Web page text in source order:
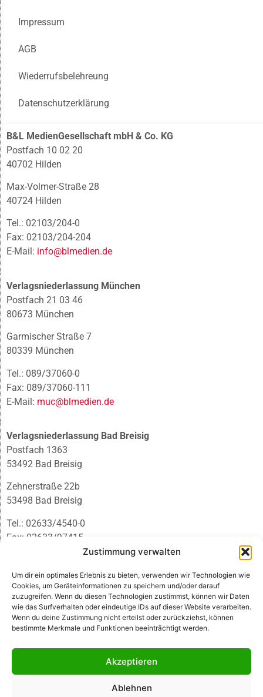
Zustimmung verwalten
Um dir ein optimales Erlebnis zu bieten, verwenden wir Technologien wie
Cookies, um Geräteinformationen zu speichern und/oder darauf
zuzugreifen. Wenn du diesen Technologien zustimmst, können wir Daten
wie das Surfverhalten oder eindeutige IDs auf dieser Website verarbeiten.
Wenn du deine Zustimmung nicht erteilst oder zurückziehst, können
bestimmte Merkmale und Funktionen beeinträchtigt werden.
Akzeptieren
Ablehnen
Impressum
AGB
Wiederrufsbelehreung
Datenschutzerklärung
B&L MedienGesellschaft mbH & Co. KG
Postfach 10 02 20
40702 Hilden
Max-Volmer-Straße 28
40724 Hilden
Tel.: 02103/204-0
Fax: 02103/204-204
E-Mail: info@blmedien.de
Verlagsniederlassung München
Postfach 21 03 46
80673 München
Garmischer Straße 7
80339 München
Tel.: 089/37060-0
Fax: 089/37060-111
E-Mail: muc@blmedien.de
Verlagsniederlassung Bad Breisig
Postfach 1363
53492 Bad Breisig
Zehnerstraße 22b
53498 Bad Breisig
Tel.: 02633/4540-0
Fax: 02633/97415
infobb@blmedien.de